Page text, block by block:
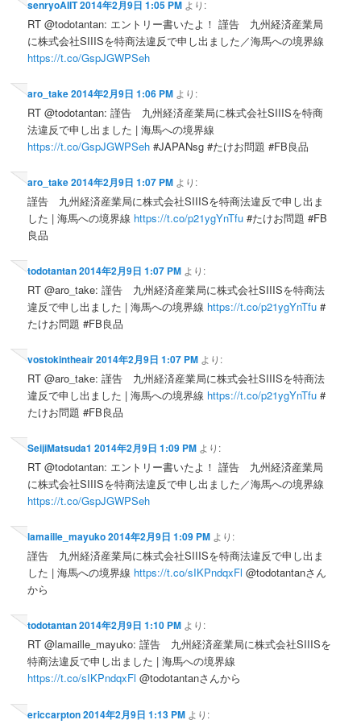
senryoAIIT2014年2月9日 1:05 PM より:
RT @todotantan: エントリー書いたよ！ 謹告 九州経済産業局
に株式会社SIIISを特商法違反で申し出ました／海馬への境界線
https://t.co/GspJGWPSeh
aro_take2014年2月9日 1:06 PM より:
RT @todotantan: 謹告 九州経済産業局に株式会社SIIISを特商
法違反で申し出ました | 海馬への境界線
https://t.co/GspJGWPSeh #JAPANsg #たけお問題 #FB良品
aro_take2014年2月9日 1:07 PM より:
謹告 九州経済産業局に株式会社SIIISを特商法違反で申し出ま
した | 海馬への境界線 https://t.co/p21ygYnTfu #たけお問題 #FB
良品
todotantan2014年2月9日 1:07 PM より:
RT @aro_take: 謹告 九州経済産業局に株式会社SIIISを特商法
違反で申し出ました | 海馬への境界線 https://t.co/p21ygYnTfu #
たけお問題 #FB良品
vostokintheair2014年2月9日 1:07 PM より:
RT @aro_take: 謹告 九州経済産業局に株式会社SIIISを特商法
違反で申し出ました | 海馬への境界線 https://t.co/p21ygYnTfu #
たけお問題 #FB良品
SeijiMatsuda1 2014年2月9日 1:09 PM より:
RT @todotantan: エントリー書いたよ！ 謹告 九州経済産業局
に株式会社SIIISを特商法違反で申し出ました／海馬への境界線
https://t.co/GspJGWPSeh
lamaille_mayuko2014年2月9日 1:09 PM より:
謹告 九州経済産業局に株式会社SIIISを特商法違反で申し出ま
した | 海馬への境界線 https://t.co/sIKPndqxFl @todotantanさん
から
todotantan2014年2月9日 1:10 PM より:
RT @lamaille_mayuko: 謹告 九州経済産業局に株式会社SIIISを
特商法違反で申し出ました | 海馬への境界線
https://t.co/sIKPndqxFl @todotantanさんから
ericcarpton2014年2月9日 1:13 PM より: